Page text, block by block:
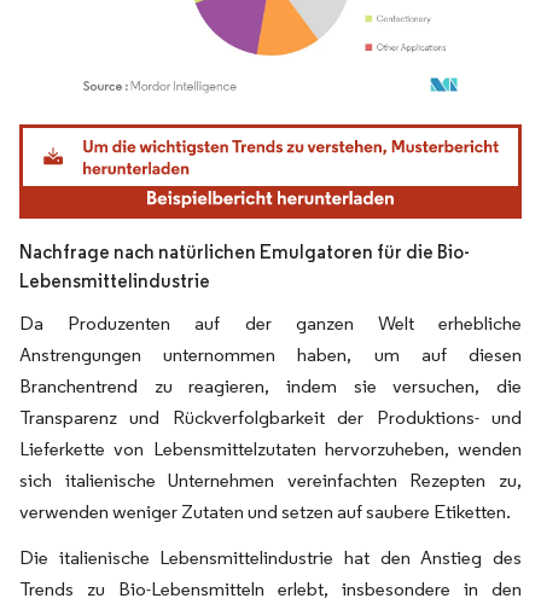
Bild © Mordor Intelligence. Wiederverwendung erfordert Namensnennung gemäß
Nachfrage nach natürlichen Emulgatoren für die Bio-
Lebensmittelindustrie
Da Produzenten auf der ganzen Welt erhebliche
Anstrengungen unternommen haben, um auf diesen
Branchentrend zu reagieren, indem sie versuchen, die
Transparenz und Rückverfolgbarkeit der Produktions- und
Lieferkette von Lebensmittelzutaten hervorzuheben, wenden
sich italienische Unternehmen vereinfachten Rezepten zu,
verwenden weniger Zutaten und setzen auf saubere Etiketten.
Die italienische Lebensmittelindustrie hat den Anstieg des
Trends zu Bio-Lebensmitteln erlebt, insbesondere in den